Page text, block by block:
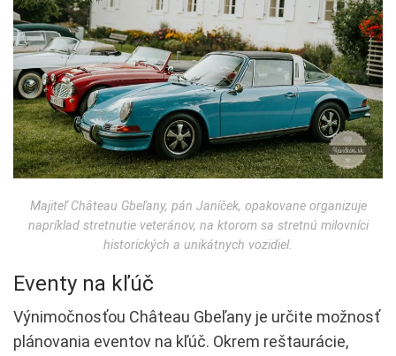
Majiteľ Château Gbeľany, pán Janíček, opakovane organizuje
napríklad stretnutie veteránov, na ktorom sa stretnú milovníci
historických a unikátnych vozidiel.
Eventy na kľúč
Výnimočnosťou Château Gbeľany je určite možnosť
plánovania eventov na kľúč. Okrem reštaurácie,